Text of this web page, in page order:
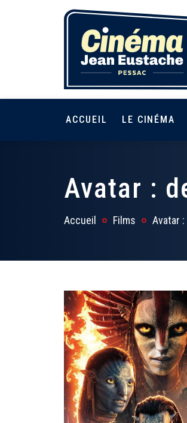
ACCUEIL LE CINÉMA
Avatar :
Accueil Films Avatar